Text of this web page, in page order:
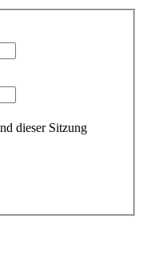
dieser Sitzung